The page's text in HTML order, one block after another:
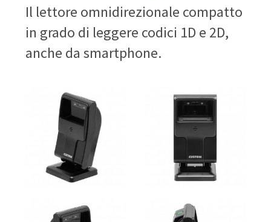
Il lettore omnidirezionale compatto
in grado di leggere codici 1D e 2D,
anche da smartphone.